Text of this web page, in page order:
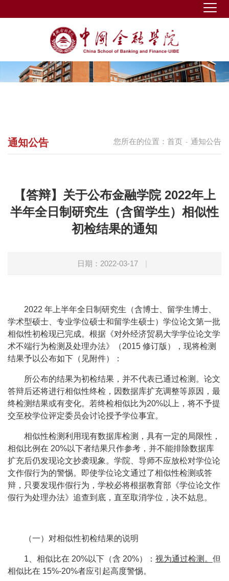
您所在的位置： 首页 - 通知公告
通知公告
【答辩】关于公布金融学院 2022年上
半年全日制研究生（含留学生）相似性
初检结果的通知
日期：2022-03-17 |
2022 年上半年全日制研究生（含博士、留学生博士、
学术型硕士、专业学位硕士和留学生硕士） 学位论文第一批
相似性初检现已完成。根据《对外经济贸易大学学位论文学
术不端行为检测及处理办法》（2015 修订版），现将检测
结果予以公布如下（见附件）：
所公布的结果为初检结果，并不代表已通过检测。论文
答辩后还将进行相似性终检，因数据库扩充调整等原因，最
终检测结果或有变化。若终检相似比为20%以上，将不予提
交至校学位评定委员会讨论授予学位事宜。
相似性检测利用现有数据库检测，具有一定的局限性，
相似比例在 20%以下者结果只作参考，并不能排除数据库
扩充后仍发现论文抄袭现象。学院、导师不应放松对学位论
文作假行为的警惕。即使学位论文通过了相似性检测或答
辩，只要发现作假行为，学校必将根据教育部《学位论文作
假行为处理办法》追查到底，直至取消学位，决不姑息。
（一）对相似性初检结果的说明
1 、相似比在 20%以下（含 20%）： 视为通过检测。 但
相似比在 15%-20%者应引起高度警惕。